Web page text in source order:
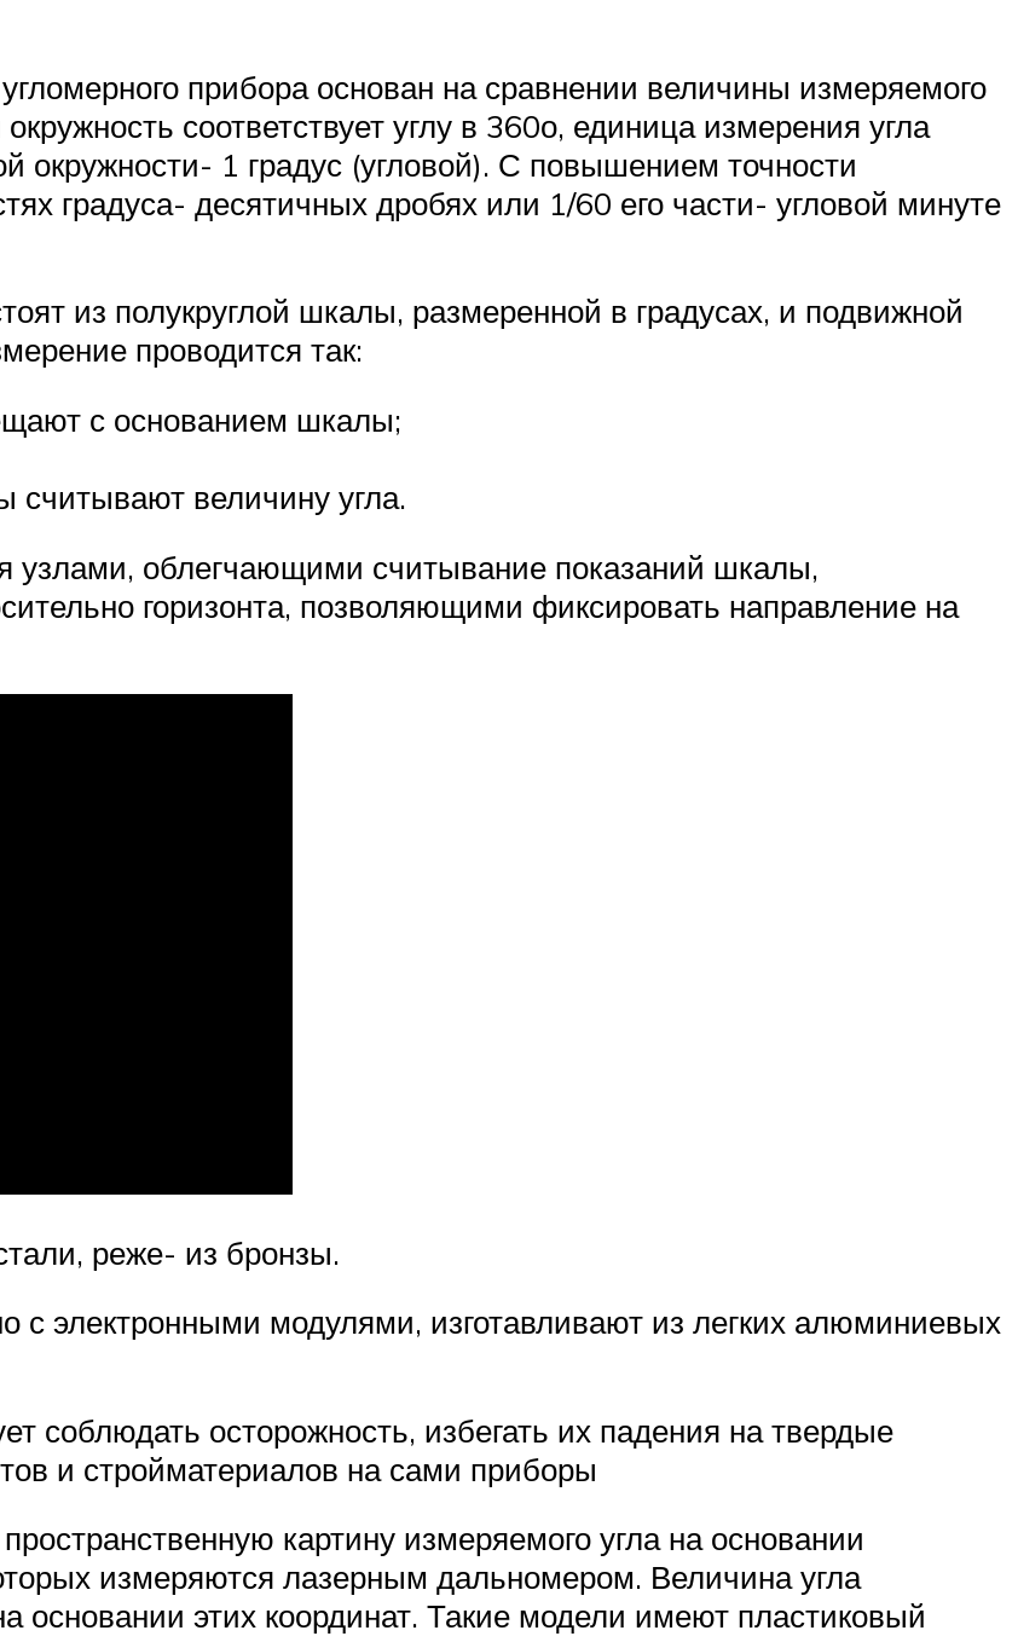
прибора основан на сравнении величины измеряемого
соответствует углу в 360о, единица измерения угла
окружности- 1 градус (угловой). С повышением точности
градуса- десятичных дробях или 1/60 его части- угловой минуте
из полукруглой шкалы, размеренной в градусах, и подвижной
проводится так:
с основанием шкалы;
считывают величину угла.
узлами, облегчающими считывание показаний шкалы,
горизонта, позволяющими фиксировать направление на
реже- из бронзы.
с электронными модулями, изготавливают из легких алюминиевых
соблюдать осторожность, избегать их падения на твердые
и стройматериалов на сами приборы
картину измеряемого угла на основании
измеряются лазерным дальномером. Величина угла
основании этих координат. Такие модели имеют пластиковый